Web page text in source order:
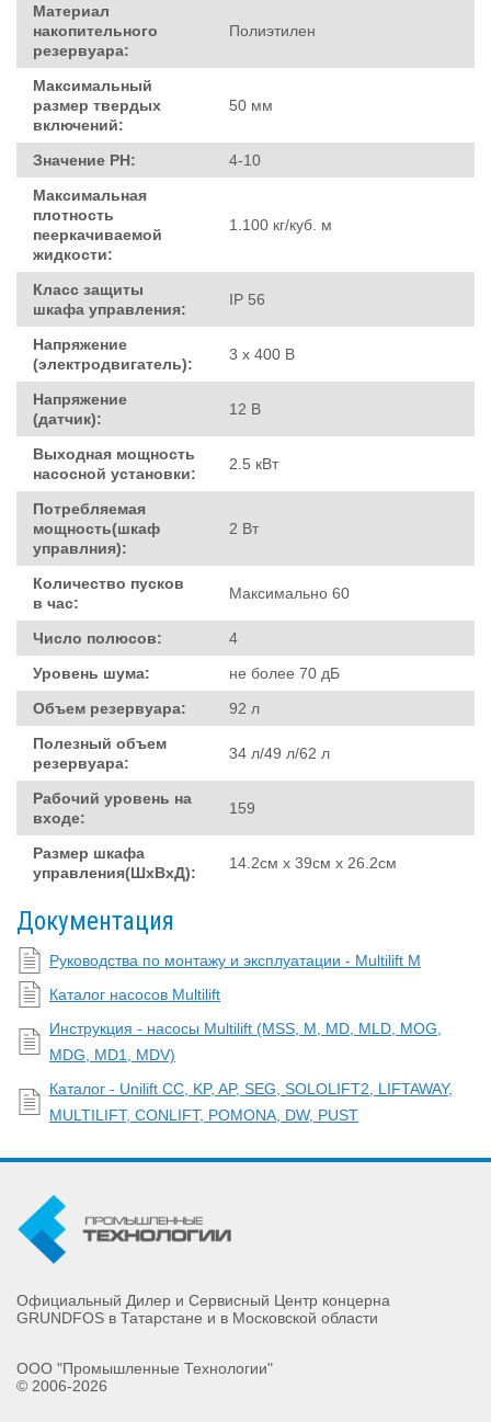
Материал
накопительного
резервуара:
Полиэтилен
Максимальный
размер твердых
включений:
50 мм
Значение PH:
4-10
Максимальная
плотность
пееркачиваемой
жидкости:
1.100 кг/куб. м
Класс защиты
шкафа управления:
IP 56
Напряжение
(электродвигатель):
3 х 400 В
Напряжение
(датчик):
12 В
Выходная мощность
насосной установки:
2.5 кВт
Потребляемая
мощность(шкаф
управлния):
2 Вт
Количество пусков
в час:
Максимально 60
Число полюсов:
4
Уровень шума:
не более 70 дБ
Объем резервуара:
92 л
Полезный объем
резервуара:
34 л/49 л/62 л
Рабочий уровень на
входе:
159
Размер шкафа
управления(ШхВхД):
14.2см х 39см х 26.2см
Документация
Руководства по монтажу и эксплуатации - Multilift M
Каталог насосов Multilift
Инструкция - насосы Multilift (MSS, M, MD, MLD, MOG,
MDG, MD1, MDV)
Каталог - Unilift CC, KP, AP, SEG, SOLOLIFT2, LIFTAWAY,
MULTILIFT, CONLIFT, POMONA, DW, PUST
Официальный Дилер и Сервисный Центр концерна
GRUNDFOS в Татарстане и в Московской области
ООО "Промышленные Технологии"
© 2006-2026